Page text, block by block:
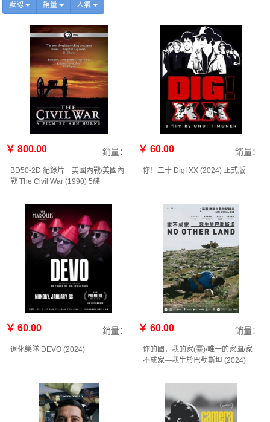
默認 銷量 人氣
￥ 800.00 銷量：
BD50-2D 紀錄片－美國內戰/美國內
戰 The Civil War (1990) 5碟
￥ 60.00 銷量：
你！二十 Dig! XX (2024) 正式版
￥ 60.00 銷量：
退化樂隊 DEVO (2024)
￥ 60.00 銷量：
你的國，我的家(臺)/唯一的家園/家
不成家—我生於巴勒斯坦 (2024)